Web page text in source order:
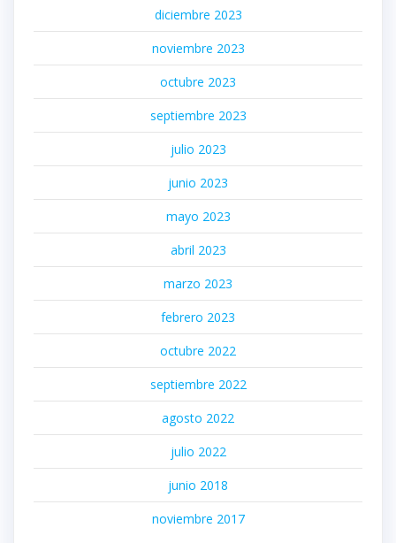
diciembre 2023
noviembre 2023
octubre 2023
septiembre 2023
julio 2023
junio 2023
mayo 2023
abril 2023
marzo 2023
febrero 2023
octubre 2022
septiembre 2022
agosto 2022
julio 2022
junio 2018
noviembre 2017